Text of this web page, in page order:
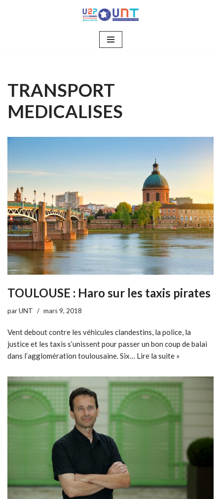
TRANSPORT
MEDICALISES
TOULOUSE : Haro sur les taxis pirates
parUNT mars 9, 2018
Vent debout contre les véhicules clandestins, la police, la
justice et les taxis s’unissent pour passer un bon coup de balai
dans l’agglomération toulousaine. Six… Lire la suite »